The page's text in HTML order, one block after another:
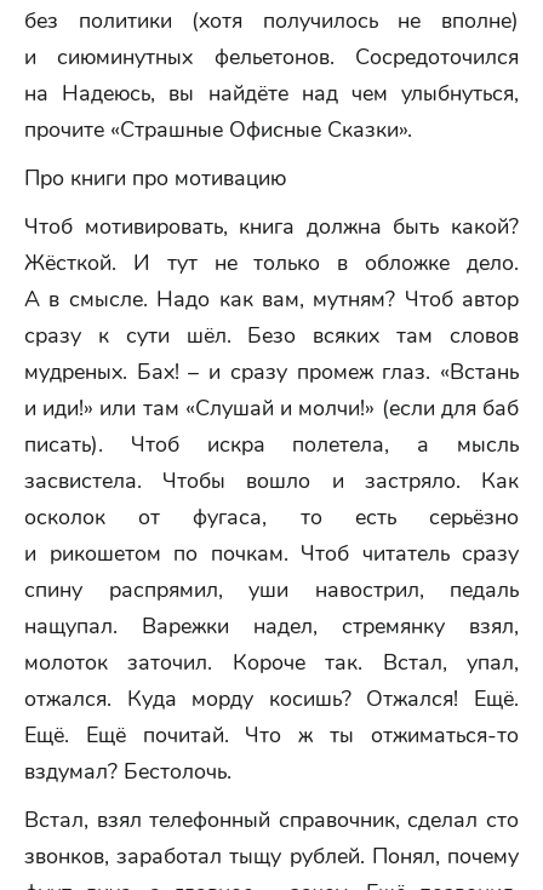
без политики (хотя получилось не вполне)
и сиюминутных фельетонов. Сосредоточился
на Надеюсь, вы найдёте над чем улыбнуться,
прочите «Страшные Офисные Сказки».
Про книги про мотивацию
Чтоб мотивировать, книга должна быть какой?
Жёсткой. И тут не только в обложке дело.
А в смысле. Надо как вам, мутням? Чтоб автор
сразу к сути шёл. Безо всяких там словов
мудреных. Бах! – и сразу промеж глаз. «Встань
и иди!» или там «Слушай и молчи!» (если для баб
писать). Чтоб искра полетела, а мысль
засвистела. Чтобы вошло и застряло. Как
осколок от фугаса, то есть серьёзно
и рикошетом по почкам. Чтоб читатель сразу
спину распрямил, уши навострил, педаль
нащупал. Варежки надел, стремянку взял,
молоток заточил. Короче так. Встал, упал,
отжался. Куда морду косишь? Отжался! Ещё.
Ещё. Ещё почитай. Что ж ты отжиматься-то
вздумал? Бестолочь.
Встал, взял телефонный справочник, сделал сто
звонков, заработал тыщу рублей. Понял, почему